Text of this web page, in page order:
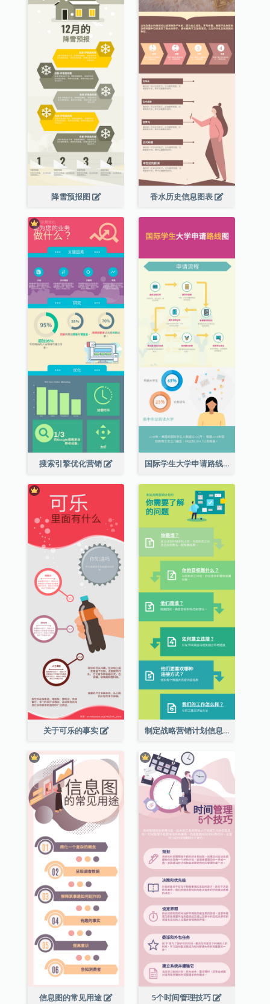
降雪预报图 香水历史信息图表
搜索引擎优化营销 国际学生大学申请路线图
关于可乐的事实 制定战略营销计划信息图表
信息图的常见用途 5个时间管理技巧